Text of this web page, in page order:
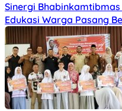
Sinergi
Edukasi Warga Pasang